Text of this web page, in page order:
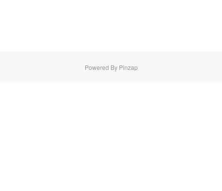
Powered By Pinzap